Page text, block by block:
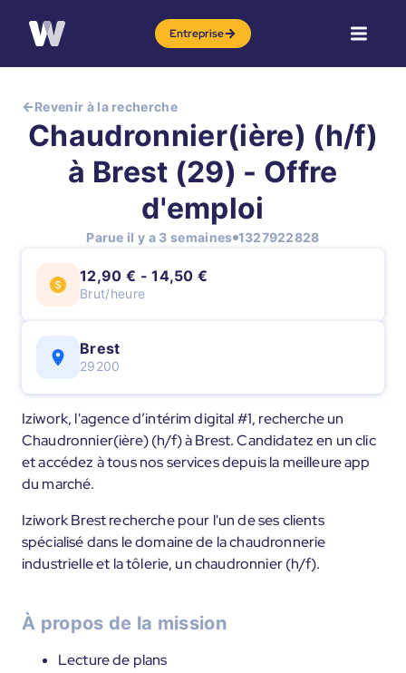
Entreprise
Revenir à la recherche
Chaudronnier(ière) (h/f)
à Brest (29) - Offre
d'emploi
Parue il y a 3 semaines 1327922828
12,90 € - 14,50 €
Brut/heure
Brest
29200
Iziwork, l'agence d’intérim digital #1, recherche un
Chaudronnier(ière) (h/f) à Brest. Candidatez en un clic
et accédez à tous nos services depuis la meilleure app
du marché.
Iziwork Brest recherche pour l'un de ses clients
spécialisé dans le domaine de la chaudronnerie
industrielle et la tôlerie, un chaudronnier (h/f).
À propos de la mission
Lecture de plans